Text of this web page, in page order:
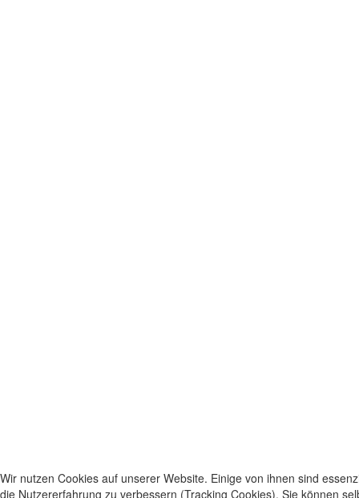
Wir nutzen Cookies auf unserer Website. Einige von ihnen sind
die Nutzererfahrung zu verbessern (Tracking Cookies). Sie können